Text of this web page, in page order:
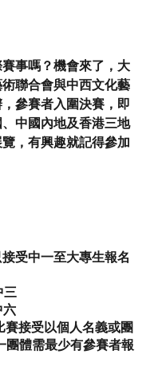
事嗎？機會來了，大
聯合會與中西文化藝
參賽者入圍決賽，即
中國內地及香港三地
，有興趣就記得參加
接受中一至大專生報名
三
六
賽接受以個人名義或團
團體需最少有參賽者報